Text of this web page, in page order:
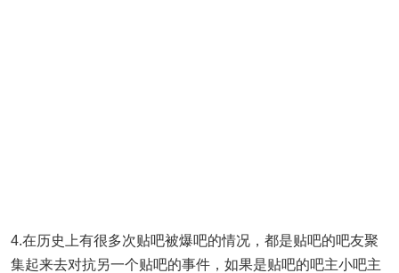
4.在历史上有很多次贴吧被爆吧的情况，都是贴吧的吧友聚
集起来去对抗另一个贴吧的事件，如果是贴吧的吧主小吧主